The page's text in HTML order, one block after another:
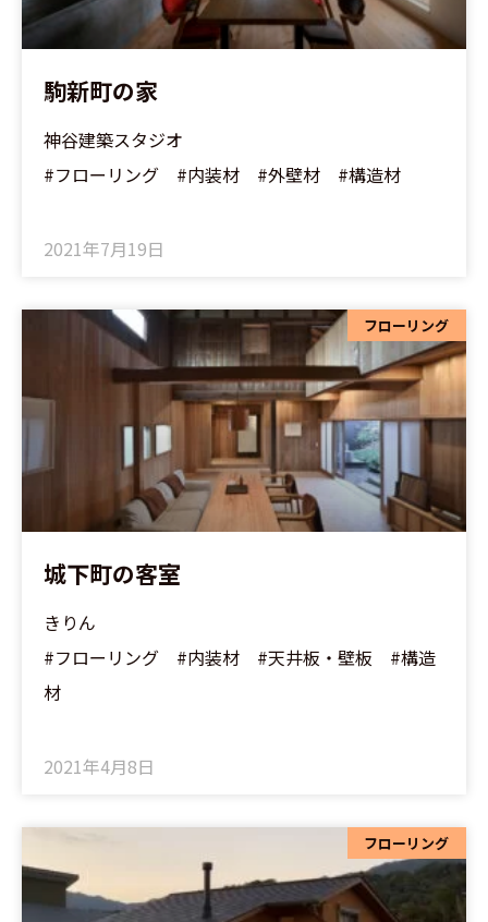
駒新町の家
神谷建築スタジオ
#フローリング #内装材 #外壁材 #構造材
2021年7月19日
フローリング
城下町の客室
きりん
#フローリング #内装材 #天井板・壁板 #構造
材
2021年4月8日
フローリング